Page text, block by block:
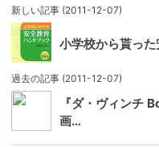
新しい記事 (2011-12-07)
小学校から貰っ
過去の記事 (2011-12-07)
『ダ・ヴィンチ
画…